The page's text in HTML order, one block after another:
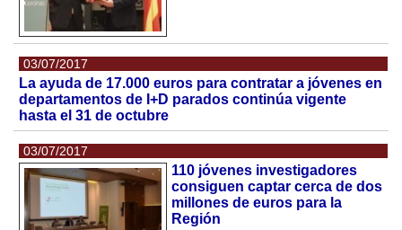
03/07/2017
La ayuda de 17.000 euros para contratar a jóvenes en
departamentos de I+D parados continúa vigente
hasta el 31 de octubre
03/07/2017
110 jóvenes investigadores
consiguen captar cerca de dos
millones de euros para la
Región